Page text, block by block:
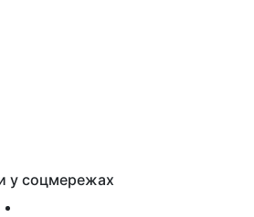
у соцмережах